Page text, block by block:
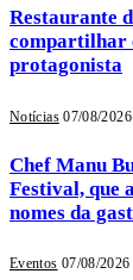
Restaurante
compartilhar
protagonista
Notícias 07/08/2026
Chef Manu
Festival, que
nomes da
Eventos 07/08/2026